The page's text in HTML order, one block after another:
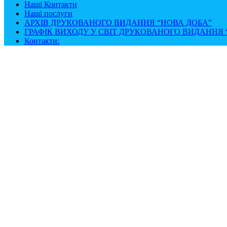
Наші Контакти
Наші послуги
АРХІВ ДРУКОВАНОГО ВИДАННЯ “НОВА ДОБА”
ГРАФІК ВИХОДУ У СВІТ ДРУКОВАНОГО ВИДАННЯ
Контакти: